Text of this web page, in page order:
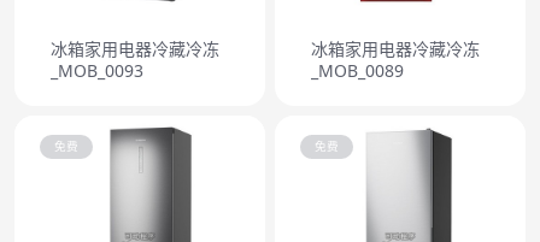
冰箱家用电器冷藏冷冻
_MOB_0093
冰箱家用电器冷藏冷冻
_MOB_0089
免费 免费